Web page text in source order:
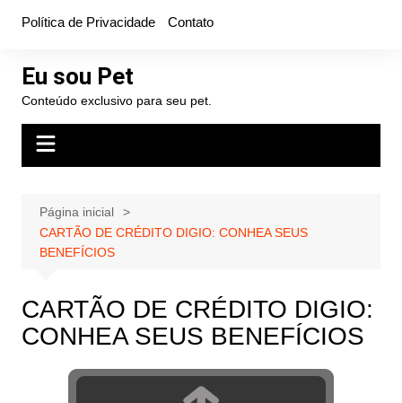
conteúdo
Política de Privacidade Contato
Eu sou Pet
Conteúdo exclusivo para seu pet.
Página inicial
CARTÃO DE CRÉDITO DIGIO: CONHEA SEUS
BENEFÍCIOS
CARTÃO DE CRÉDITO DIGIO:
CONHEA SEUS BENEFÍCIOS